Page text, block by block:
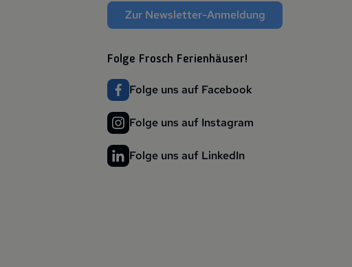
Zur Newsletter-Anmeldung
Folge Frosch Ferienhäuser!
Folge uns auf Facebook
Folge uns auf Instagram
Folge uns auf LinkedIn